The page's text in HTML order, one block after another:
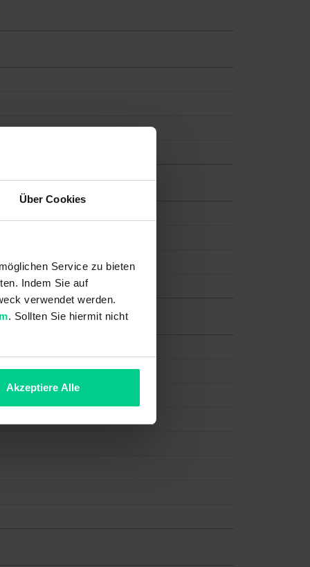
Über Cookies
Service zu bieten
Indem Sie auf
verwendet werden.
. Sollten Sie hiermit nicht
Akzeptiere Alle